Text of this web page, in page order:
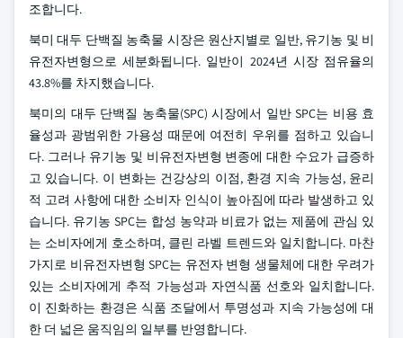
조합니다.
북미 대두 단백질 농축물 시장은 원산지별로 일반, 유기농 및 비
유전자변형으로 세분화됩니다. 일반이 2024년 시장 점유율의
43.8%를 차지했습니다.
북미의 대두 단백질 농축물(SPC) 시장에서 일반 SPC는 비용 효
율성과 광범위한 가용성 때문에 여전히 우위를 점하고 있습니
다. 그러나 유기농 및 비유전자변형 변종에 대한 수요가 급증하
고 있습니다. 이 변화는 건강상의 이점, 환경 지속 가능성, 윤리
적 고려 사항에 대한 소비자 인식이 높아짐에 따라 발생하고 있
습니다. 유기농 SPC는 합성 농약과 비료가 없는 제품에 관심 있
는 소비자에게 호소하며, 클린 라벨 트렌드와 일치합니다. 마찬
가지로 비유전자변형 SPC는 유전자 변형 생물체에 대한 우려가
있는 소비자에게 추적 가능성과 자연식품 선호와 일치합니다.
이 진화하는 환경은 식품 조달에서 투명성과 지속 가능성에 대
한 더 넓은 움직임의 일부를 반영합니다.